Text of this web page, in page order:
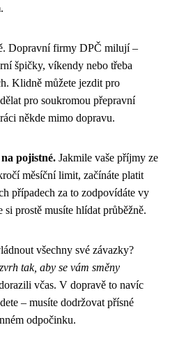
Dopravní firmy DPČ milují –
špičky, víkendy nebo třeba
Klidně můžete jezdit pro
pro soukromou přepravní
někde mimo dopravu.
pojistné. Jakmile vaše příjmy ze
měsíční limit, začínáte platit
případech za to zodpovídáte vy
si prostě musíte hlídat průběžně.
všechny své závazky?
tak, aby se vám směny
včas. V dopravě to navíc
– musíte dodržovat přísné
odpočinku.